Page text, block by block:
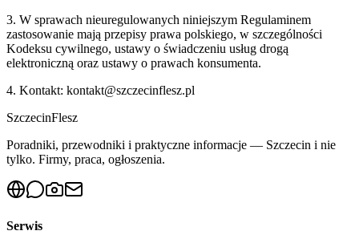
3. W sprawach nieuregulowanych niniejszym Regulaminem
zastosowanie mają przepisy prawa polskiego, w szczególności
Kodeksu cywilnego, ustawy o świadczeniu usług drogą
elektroniczną oraz ustawy o prawach konsumenta.
4. Kontakt: kontakt@szczecinflesz.pl
SzczecinFlesz
Poradniki, przewodniki i praktyczne informacje — Szczecin i nie
tylko. Firmy, praca, ogłoszenia.
Serwis